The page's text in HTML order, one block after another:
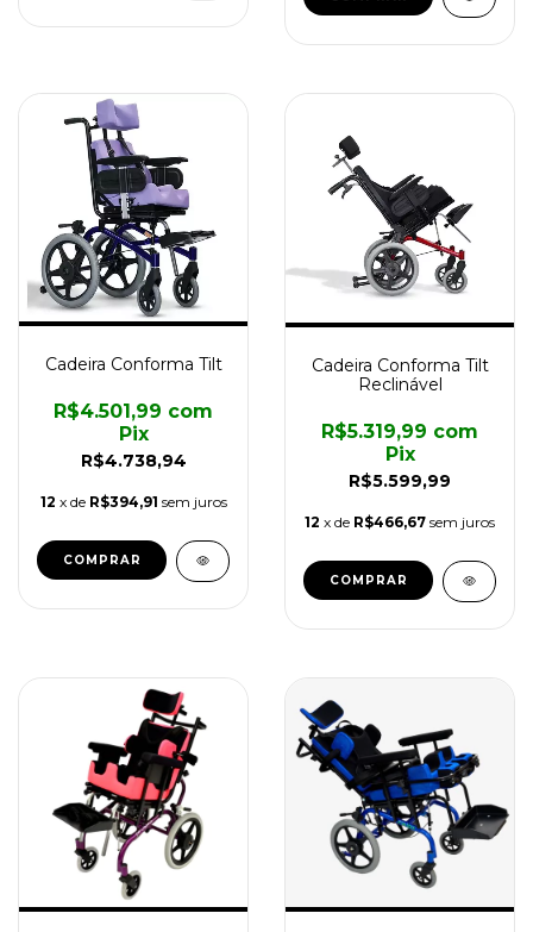
Cadeira Conforma Tilt
R$4.738,94
R$4.501,99 com
Pix
12 x de R$394,91 sem juros
COMPRAR
Cadeira Conforma Tilt
Reclinável
R$5.599,99
R$5.319,99 com
Pix
12 x de R$466,67 sem juros
COMPRAR